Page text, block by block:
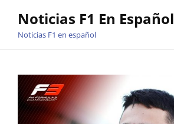
Noticias F1 En Español
Noticias F1 en español